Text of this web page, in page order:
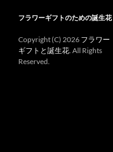
フラワーギフトのための誕生花
Copyright (C) 2026 フラワー
ギフトと誕生花. All Rights
Reserved.